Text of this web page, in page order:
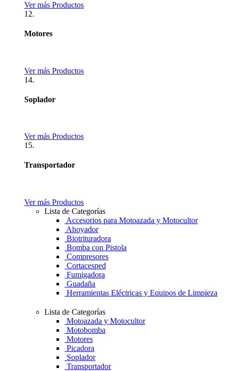
Ver más Productos
12.
Motores
Ver más Productos
14.
Soplador
Ver más Productos
15.
Transportador
Ver más Productos
Lista de Categorías
Accesorios para Motoazada y Motocultor
Ahoyador
Biotrituradora
Bomba con Pistola
Compresores
Cortacesped
Fumigadora
Guadaña
Herramientas Eléctricas y Equipos de Limpieza
Lista de Categorías
Motoazada y Motocultor
Motobomba
Motores
Picadora
Soplador
Transportador